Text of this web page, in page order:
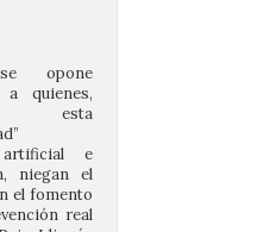
e
niegan el
el fomento
real
Llionés